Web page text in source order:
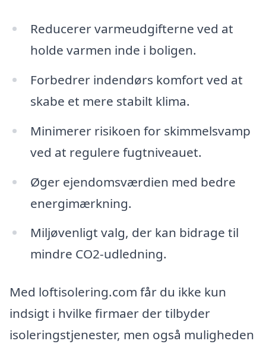
Reducerer varmeudgifterne ved at
holde varmen inde i boligen.
Forbedrer indendørs komfort ved at
skabe et mere stabilt klima.
Minimerer risikoen for skimmelsvamp
ved at regulere fugtniveauet.
Øger ejendomsværdien med bedre
energimærkning.
Miljøvenligt valg, der kan bidrage til
mindre CO2-udledning.
Med loftisolering.com får du ikke kun
indsigt i hvilke firmaer der tilbyder
isoleringstjenester, men også muligheden